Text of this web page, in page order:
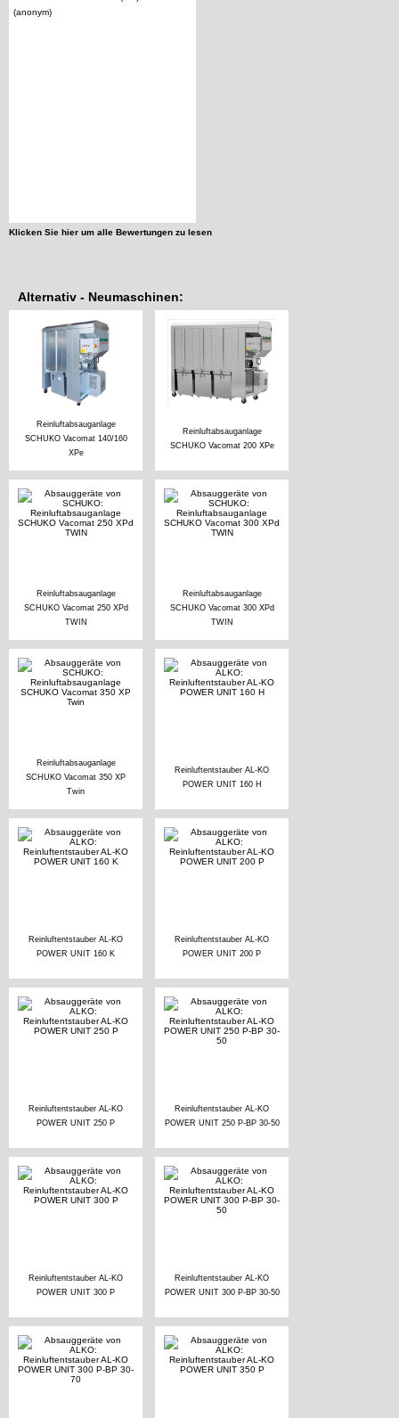
(anonym)
Klicken Sie hier um alle Bewertungen zu lesen
Alternativ - Neumaschinen:
Reinluftabsauganlage
SCHUKO Vacomat 140/160
XPe
Reinluftabsauganlage
SCHUKO Vacomat 200 XPe
Reinluftabsauganlage
SCHUKO Vacomat 250 XPd
TWIN
Reinluftabsauganlage
SCHUKO Vacomat 300 XPd
TWIN
Reinluftabsauganlage
SCHUKO Vacomat 350 XP
Twin
Reinluftentstauber AL-KO
POWER UNIT 160 H
Reinluftentstauber AL-KO
POWER UNIT 160 K
Reinluftentstauber AL-KO
POWER UNIT 200 P
Reinluftentstauber AL-KO
POWER UNIT 250 P
Reinluftentstauber AL-KO
POWER UNIT 250 P-BP 30-50
Reinluftentstauber AL-KO
POWER UNIT 300 P
Reinluftentstauber AL-KO
POWER UNIT 300 P-BP 30-50